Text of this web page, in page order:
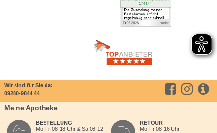
Wir sind für Sie da:
09280-9844 44
Meine Apotheke
BESTELLUNG
Mo-Fr 08-18 Uhr & Sa 08-12
RETOUR
Mo-Fr 08-16 Uhr